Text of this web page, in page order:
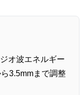
オ波エネルギー
3.5mmまで調整